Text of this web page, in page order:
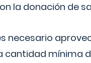
la donación de
necesario
cantidad mínima